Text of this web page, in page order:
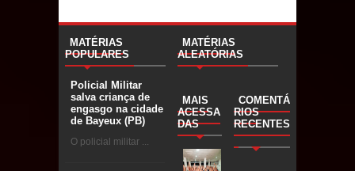
MATÉRIAS
POPULARES
Policial Militar
salva criança de
engasgo na cidade
de Bayeux (PB)
O policial militar ...
MATÉRIAS
ALEATÓRIAS
MAIS
ACESSA
DAS
COMENTÁ
RIOS
RECENTES